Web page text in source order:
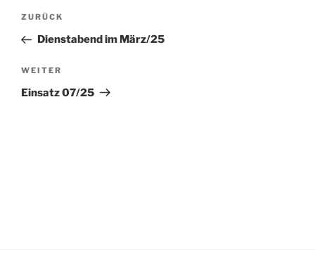
Beitragsnavigation
Vorheriger
Beitrag
ZURÜCK
Dienstabend im März/25
Nächster
Beitrag
WEITER
Einsatz 07/25